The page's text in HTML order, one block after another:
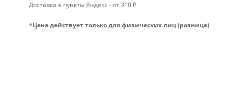
Доставка в пункты Яндекс - от 310 ₽
*Цена действует только для физических лиц (розница)